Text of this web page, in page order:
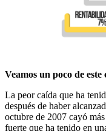
Veamos un poco de
La peor caída que ha
después de haber
octubre de 2007 cayó
fuerte que ha tenido en